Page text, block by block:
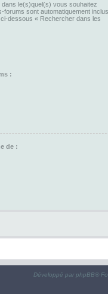
le(s)quel(s) vous souhaitez
sont automatiquement inclus
dessous « Rechercher dans les
:
de :
Développé par phpBB®